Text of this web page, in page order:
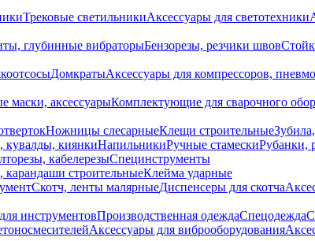
Трековые светильникиАксессуары для светотехники
глубинные вибраторыБензорезы, резчики швов
ДомкратыАксессуары для компрессоров,
маски, аксессуарыКомплектующие для сварочного
Ножницы слесарныеКлещи строительные
кувалды, киянкиНапильникиРучные стамескиРубанки,
кабелерезыСпецинструменты
строительныеКлейма ударные
Скотч, ленты малярныеДиспенсеры для скотча
инструментовПроизводственная одеждаСпецодежда
Аксессуары для виброоборудования